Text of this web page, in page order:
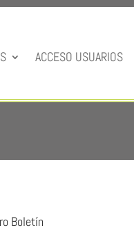
ACCESO USUARIOS
Boletín